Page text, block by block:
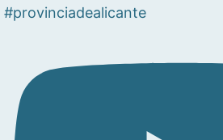
#provinciadealicante